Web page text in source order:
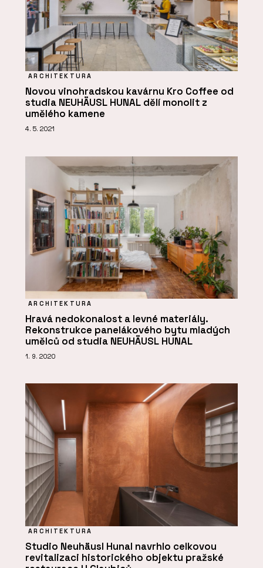
ARCHITEKTURA
Novou vinohradskou kavárnu Kro Coffee od
studia NEUHÄUSL HUNAL dělí monolit z
umělého kamene
4. 5. 2021
ARCHITEKTURA
Hravá nedokonalost a levné materiály.
Rekonstrukce panelákového bytu mladých
umělců od studia NEUHÄUSL HUNAL
1. 9. 2020
ARCHITEKTURA
Studio Neuhäusl Hunal navrhlo celkovou
revitalizaci historického objektu pražské